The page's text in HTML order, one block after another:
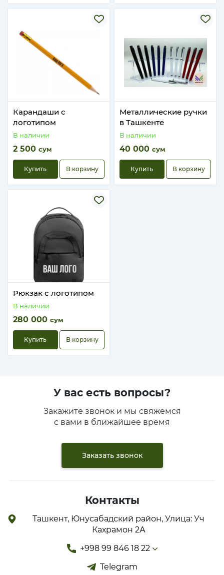
Карандаши с
логотипом
В наличии
2 500 сум
Купить В корзину
Металлические ручки
в Ташкенте
В наличии
40 000 сум
Купить В корзину
Рюкзак с логотипом
В наличии
280 000 сум
Купить В корзину
У вас есть вопросы?
Закажите звонок и мы свяжемся
с вами в ближайшее время
Заказать звонок
Контакты
Ташкент, Юнусабадский район, Улица: Уч
Кахрамон 2А
+998 99 846 18 22
Telegram